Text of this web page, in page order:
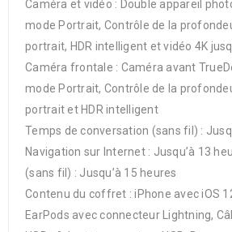
Caméra et vidéo : Double appareil
mode Portrait, Contrôle de la
portrait, HDR intelligent et vidéo 4K
Caméra frontale : Caméra avant
mode Portrait, Contrôle de la
portrait et HDR intelligent
Temps de conversation (sans fil) :
Navigation sur Internet : Jusqu’à 13
(sans fil) : Jusqu’à 15 heures
Contenu du coffret : iPhone avec iOS
EarPods avec connecteur Lightning,